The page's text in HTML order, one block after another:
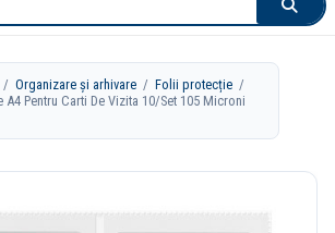
/Organizare și arhivare /Folii protecție /
A4 Pentru Carti De Vizita 10/Set 105 Microni